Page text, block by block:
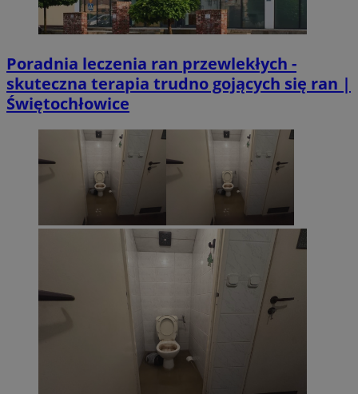
Poradnia leczenia ran przewlekłych -
skuteczna terapia trudno gojących się ran |
Świętochłowice